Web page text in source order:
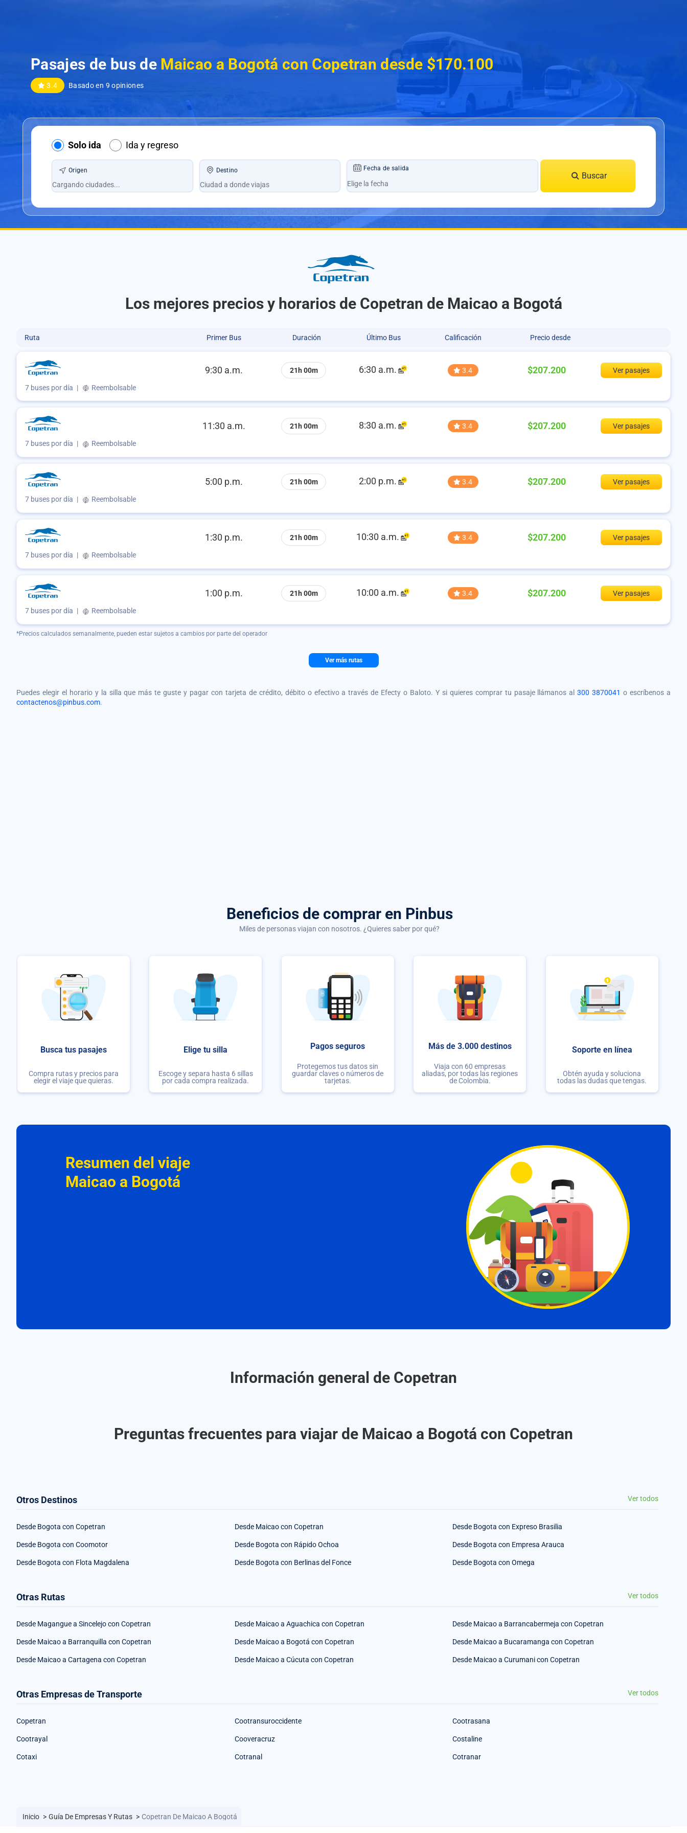
Pasajes de bus de Maicao a Bogotá con Copetran desde $170.100
3.4 Basado en 9 opiniones
Solo ida Ida y regreso
Origen Destino Fecha de salida
Buscar
Los mejores precios y horarios de Copetran de Maicao a Bogotá
Ruta Primer Bus Duración Último Bus Calificación Precio desde
9:30 a.m. 21h 00m 6:30 a.m. 3.4 $207.200 Ver pasajes
7 buses por día | Reembolsable
11:30 a.m. 21h 00m 8:30 a.m. 3.4 $207.200 Ver pasajes
7 buses por día | Reembolsable
5:00 p.m. 21h 00m 2:00 p.m. 3.4 $207.200 Ver pasajes
7 buses por día | Reembolsable
1:30 p.m. 21h 00m 10:30 a.m. 3.4 $207.200 Ver pasajes
7 buses por día | Reembolsable
1:00 p.m. 21h 00m 10:00 a.m. 3.4 $207.200 Ver pasajes
7 buses por día | Reembolsable
*Precios calculados semanalmente, pueden estar sujetos a cambios por parte del operador
Ver más rutas
Puedes elegir el horario y la silla que más te guste y pagar con tarjeta de crédito, débito o efectivo a través de Efecty o Baloto. Y si quieres comprar tu pasaje llámanos al300 3870041 o escríbenos a
contactenos@pinbus.com.
Beneficios de comprar en Pinbus
Miles de personas viajan con nosotros. ¿Quieres saber por qué?
Busca tus pasajes
Compra rutas y precios para
elegir el viaje que quieras.
Elige tu silla
Escoge y separa hasta 6 sillas
por cada compra realizada.
Pagos seguros
Protegemos tus datos sin
guardar claves o números de
tarjetas.
Más de 3.000 destinos
Viaja con 60 empresas
aliadas, por todas las regiones
de Colombia.
Soporte en línea
Obtén ayuda y soluciona
todas las dudas que tengas.
Resumen del viaje
Maicao a Bogotá
Información general de Copetran
Preguntas frecuentes para viajar de Maicao a Bogotá con Copetran
Otros Destinos Ver todos
Desde Bogota con Copetran Desde Maicao con Copetran Desde Bogota con Expreso Brasilia
Desde Bogota con Coomotor Desde Bogota con Rápido Ochoa Desde Bogota con Empresa Arauca
Desde Bogota con Flota Magdalena Desde Bogota con Berlinas del Fonce Desde Bogota con Omega
Otras Rutas Ver todos
Desde Magangue a Sincelejo con Copetran Desde Maicao a Aguachica con Copetran Desde Maicao a Barrancabermeja con Copetran
Desde Maicao a Barranquilla con Copetran Desde Maicao a Bogotá con Copetran Desde Maicao a Bucaramanga con Copetran
Desde Maicao a Cartagena con Copetran Desde Maicao a Cúcuta con Copetran Desde Maicao a Curumani con Copetran
Otras Empresas de Transporte Ver todos
Copetran Cootransuroccidente Cootrasana
Cootrayal Cooveracruz Costaline
Cotaxi Cotranal Cotranar
Inicio > Guía De Empresas Y Rutas > Copetran De Maicao A Bogotá